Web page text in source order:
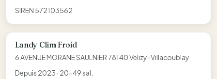
SIREN 572103562
Landy Clim Froid
6 AVENUE MORANE SAULNIER 78140 Velizy-Villacoublay
Depuis 2023 · 20-49 sal.